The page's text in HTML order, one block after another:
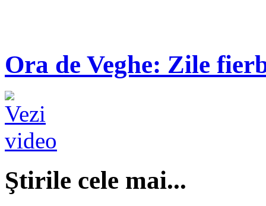
Ora de Veghe: Zile
Ştirile cele mai...